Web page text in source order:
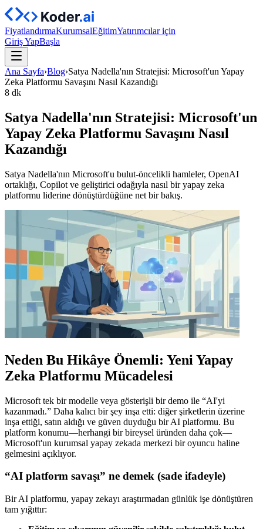
FiyatlandırmaKurumsalEğitimYatırımcılar için
Giriş YapBaşla
Ana Sayfa›Blog›Satya Nadella'nın Stratejisi: Microsoft'un Yapay
Zeka Platformu Savaşını Nasıl Kazandığı
8 dk
Satya Nadella'nın Stratejisi: Microsoft'un
Yapay Zeka Platformu Savaşını Nasıl
Kazandığı
Satya Nadella'nın Microsoft'u bulut-öncelikli hamleler, OpenAI
ortaklığı, Copilot ve geliştirici odağıyla nasıl bir yapay zeka
platformu liderine dönüştürdüğüne net bir bakış.
Neden Bu Hikâye Önemli: Yeni Yapay
Zeka Platformu Mücadelesi
Microsoft tek bir modelle veya gösterişli bir demo ile “AI'yi
kazanmadı.” Daha kalıcı bir şey inşa etti: diğer şirketlerin üzerine
inşa ettiği, satın aldığı ve güven duyduğu bir AI platformu. Bu
platform konumu—herhangi bir bireysel üründen daha çok—
Microsoft'un kurumsal yapay zekada merkezi bir oyuncu haline
gelmesini açıklıyor.
“AI platform savaşı” ne demek (sade ifadeyle)
Bir AI platformu, yapay zekayı araştırmadan günlük işe dönüştüren
tam yığıttır: